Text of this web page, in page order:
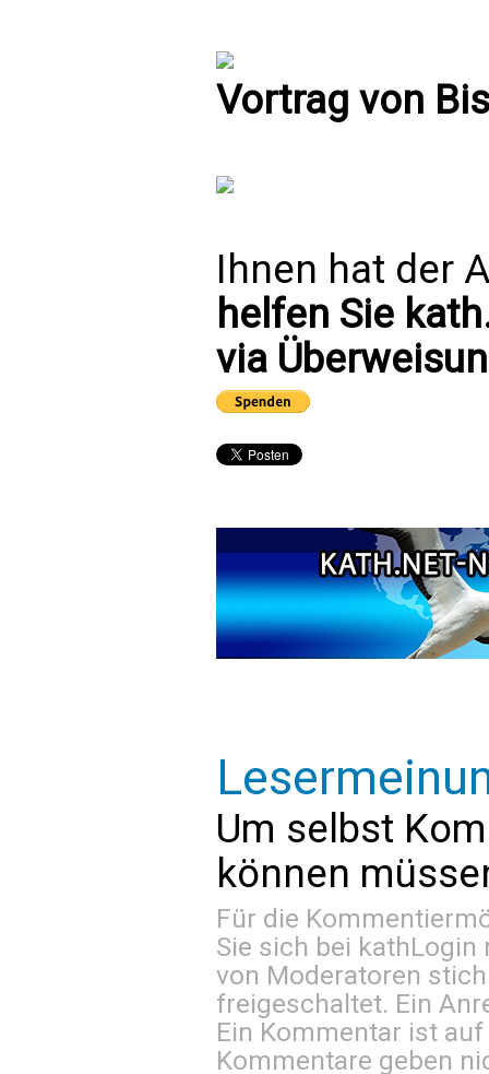
Vortrag von
Ihnen hat der
helfen Sie
via
Um selbst
können
Für die
Sie sich bei kathLogin
von Moderatoren
freigeschaltet. Ein
Ein Kommentar ist
Kommentare geben